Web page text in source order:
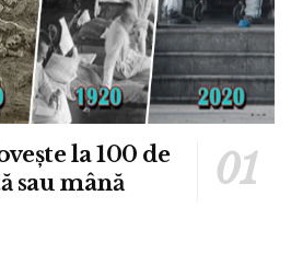
la 100 de
sau mână